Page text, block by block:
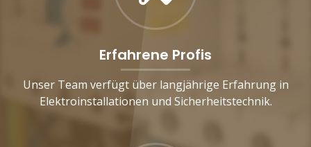
Erfahrene Profis
Unser Team verfügt über langjährige Erfahrung in
Elektroinstallationen und Sicherheitstechnik.